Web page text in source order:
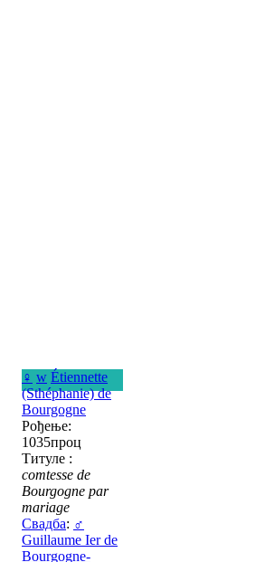
♀ w Étiennette
(Sthéphanie) de
Bourgogne
Рођење:
1035проц
Титуле :
comtesse de
Bourgogne par
mariage
Свадба: ♂
Guillaume Ier de
Bourgogne-